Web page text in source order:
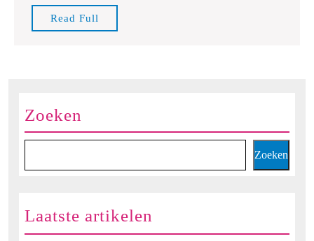
Read Full
Full
Zoeken
Zoeken
Laatste artikelen